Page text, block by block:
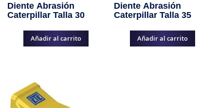
Diente Abrasión
Caterpillar Talla 30
Añadir al carrito
Diente Abrasión
Caterpillar Talla 35
Añadir al carrito